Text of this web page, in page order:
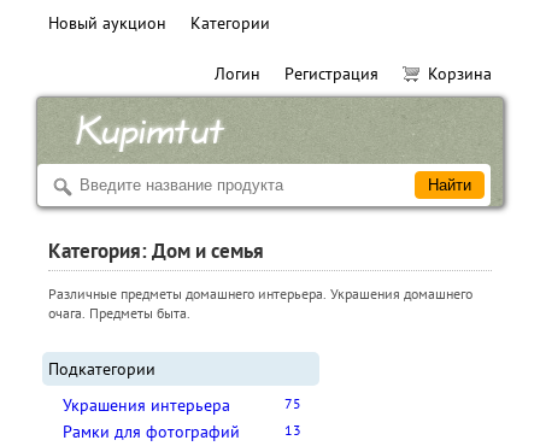
Новый аукцион Категории
Логин Регистрация Корзина
Категория: Дом и семья
Различные предметы домашнего интерьера. Украшения домашнего
очага. Предметы быта.
Подкатегории
Украшения интерьера
75
Рамки для фотографий 13